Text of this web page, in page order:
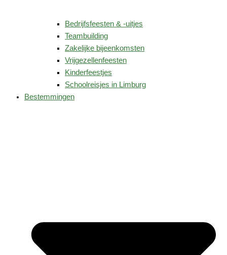
Bedrijfsfeesten & -uitjes
Teambuilding
Zakelijke bijeenkomsten
Vrijgezellenfeesten
Kinderfeestjes
Schoolreisjes in Limburg
Bestemmingen